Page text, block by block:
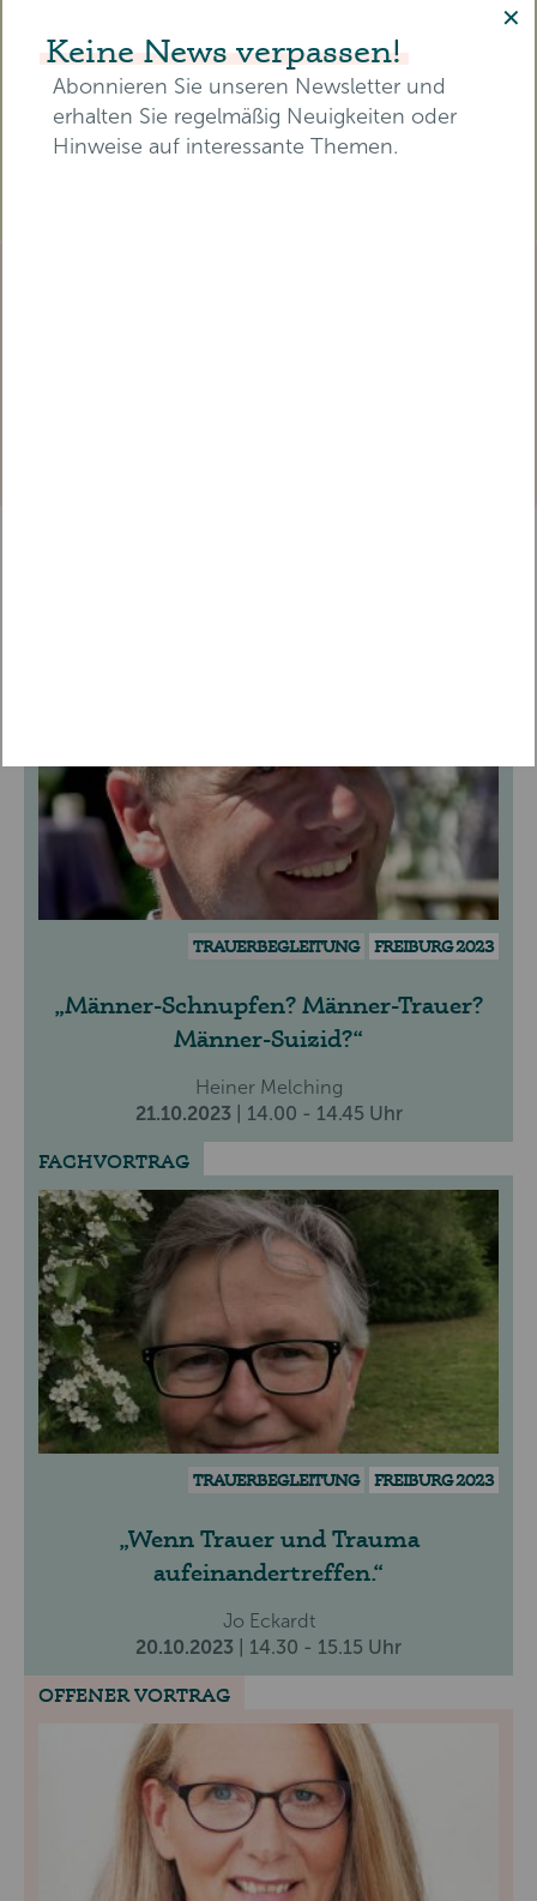
zertifizierten Pflegepunkten für
die RbP.
TICKET SICHERN
TRAUERBEGLEITUNG FREIBURG 2023
Männer-Schnupfen? Männer-Trauer?
Männer-Suizid?
Heiner Melching
21.10.2023
| 14.00 - 14.45 Uhr
FACHVORTRAG
TRAUERBEGLEITUNG FREIBURG 2023
Wenn Trauer und Trauma
aufeinandertreffen.
Jo Eckardt
20.10.2023
| 14.30 - 15.15 Uhr
OFFENER VORTRAG
✕
Keine News verpassen!
Abonnieren Sie unseren Newsletter und
erhalten Sie regelmäßig Neuigkeiten oder
Hinweise auf interessante Themen.